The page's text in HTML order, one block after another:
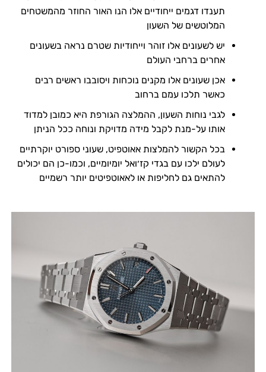
תענדו דגמים ייחודיים אלו הנו האור החוזר מהמשטחים
המלוטשים של השעון
יש לשעונים אלו זוהר וייחודיות שטרם נראה בשעונים
אחרים ברחבי העולם
אכן שעונים אלו מקנים נוכחות ויסובבו ראשים רבים
כאשר תלכו עמם ברחוב
לגבי נוחות השעון, ההמלצה הגורפת היא כמובן למדוד
אותו על-מנת לקבל מידה מדויקת ונוחה ככל הניתן
בכל הקשור להמלצות אאוטפיט, שעוני ספורט יוקרתיים
לעולם ילכו עם בגדי קז׳ואל יומיומיים, וכמו-כן הם יכולים
להתאים גם לחליפות או לאאוטפיטים יותר רשמיים